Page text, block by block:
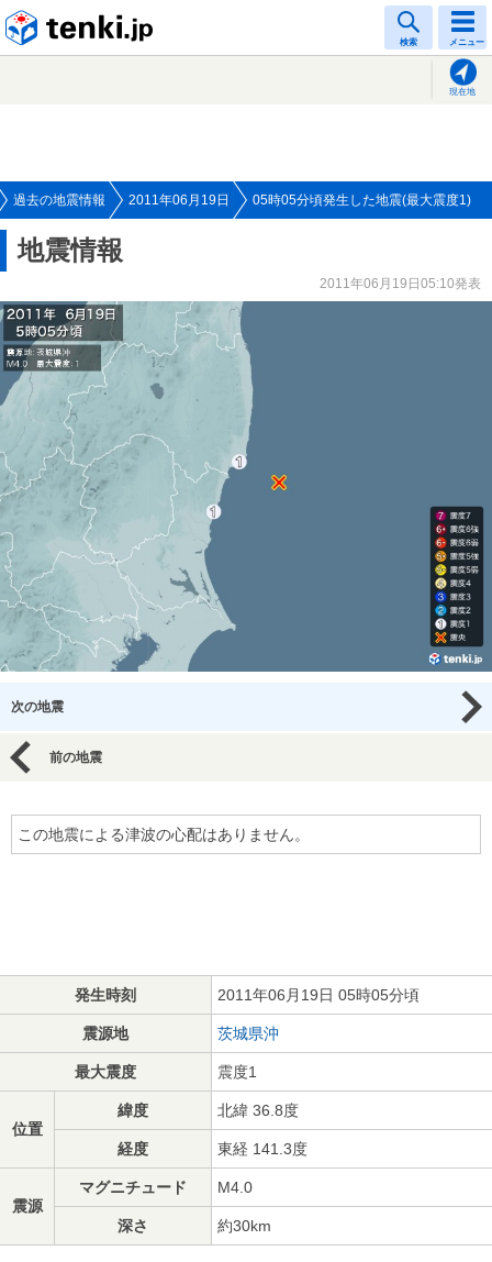
検索 メニュー
現在地
過去の地震情報 2011年06月19日 05時05分頃発生した地震(最大震度1)
地震情報
2011年06月19日05:10発表
次の地震
前の地震
この地震による津波の心配はありません。
発生時刻 2011年06月19日 05時05分頃
震源地 茨城県沖
最大震度 震度1
位置
緯度 北緯 36.8度
経度 東経 141.3度
震源
マグニチュード M4.0
深さ 約30km